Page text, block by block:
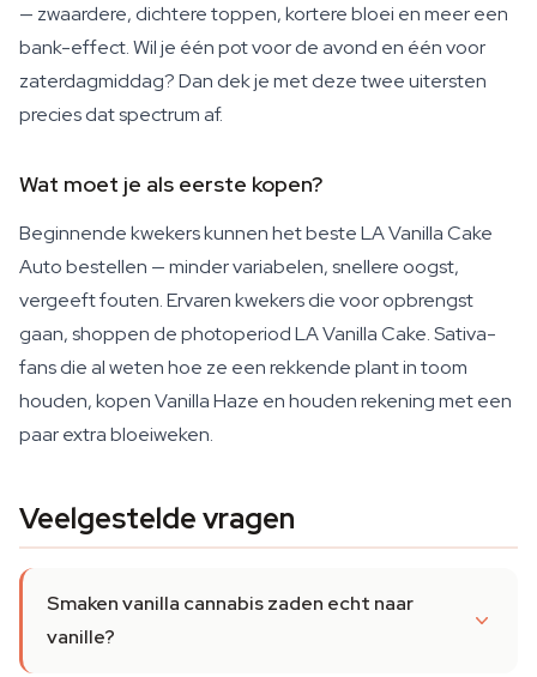
— zwaardere, dichtere toppen, kortere bloei en meer een
bank-effect. Wil je één pot voor de avond en één voor
zaterdagmiddag? Dan dek je met deze twee uitersten
precies dat spectrum af.
Wat moet je als eerste kopen?
Beginnende kwekers kunnen het beste LA Vanilla Cake
Auto bestellen — minder variabelen, snellere oogst,
vergeeft fouten. Ervaren kwekers die voor opbrengst
gaan, shoppen de photoperiod LA Vanilla Cake. Sativa-
fans die al weten hoe ze een rekkende plant in toom
houden, kopen Vanilla Haze en houden rekening met een
paar extra bloeiweken.
Veelgestelde vragen
Smaken vanilla cannabis zaden echt naar
vanille?